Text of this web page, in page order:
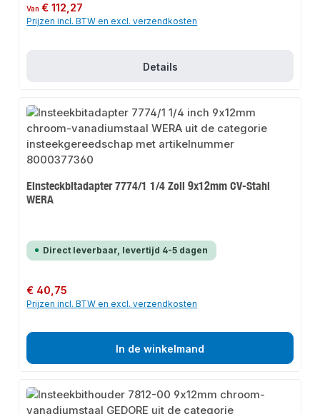
Normale prijs:
Van€ 112,27
Prijzen incl. BTW en excl. verzendkosten
Details
Einsteckbitadapter 7774/1 1/4 Zoll 9x12mm CV-Stahl
WERA
Direct leverbaar, levertijd 4-5 dagen
Normale prijs:
€ 40,75
Prijzen incl. BTW en excl. verzendkosten
In de winkelmand